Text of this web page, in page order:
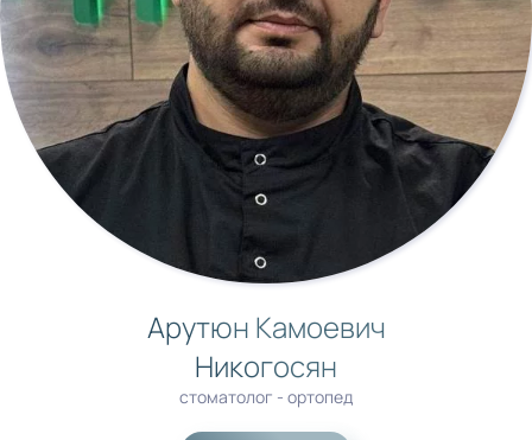
Арутюн Камоевич
Никогосян
стоматолог - ортопед